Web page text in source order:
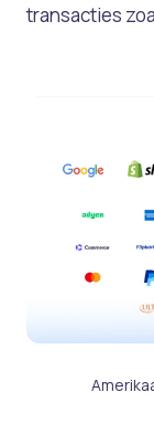
transacties